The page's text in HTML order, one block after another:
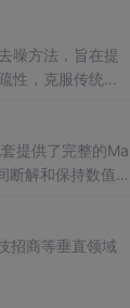
噪方法，旨在提
性，克服传统凸
该方法在保留
统等相关领域的
图像去噪、生物
正则化参数、
提供了完整的Ma
断解和保持数值
充分验证了该方
程实现的关键环
招商等垂直领域